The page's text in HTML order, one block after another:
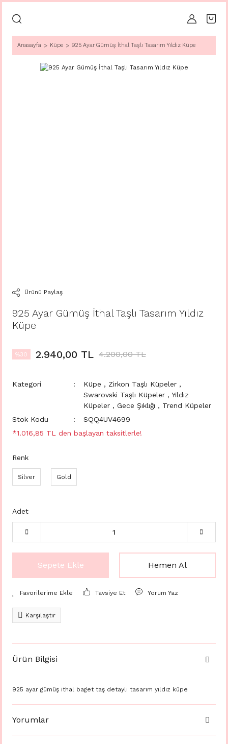
Anasayfa Küpe 925 Ayar Gümüş İthal Taşlı Tasarım Yıldız Küpe
Ürünü Paylaş
925 Ayar Gümüş İthal Taşlı Tasarım Yıldız
Küpe
%30 2.940,00 TL 4.200,00 TL
Kategori Küpe , Zirkon Taşlı Küpeler ,
Swarovski Taşlı Küpeler , Yıldız
Küpeler , Gece Şıklığı , Trend Küpeler
Stok Kodu
SQQ4UV4699
*1.016,85 TL den başlayan taksitlerle!
Renk
Silver Gold
Adet
Sepete Ekle Hemen Al
Tavsiye Et Yorum Yaz
Karşılaştır
Ürün Bilgisi
925 ayar gümüş ithal baget taş detaylı tasarım yıldız küpe
Yorumlar